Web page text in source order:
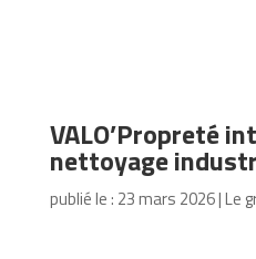
VALO’Propreté
nettoyage
publié le : 23 mars 2026|Le